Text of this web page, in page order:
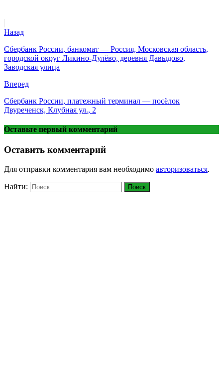
Назад
Сбербанк России, банкомат — Россия, Московская область,
городской округ Ликино-Дулёво, деревня Давыдово,
Заводская улица
Вперед
Сбербанк России, платежный терминал — посёлок
Двуреченск, Клубная ул., 2
Оставьте первый комментарий
Оставить комментарий
Для отправки комментария вам необходимо авторизоваться.
Найти: